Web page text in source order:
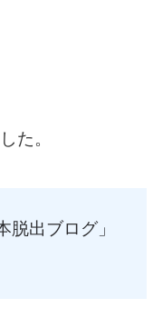
た。
脱出ブログ」